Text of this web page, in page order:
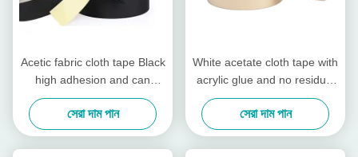
Acetic fabric cloth tape Black
high adhesion and can
temperatures up to 130℃
সেরা দাম পান
White acetate cloth tape with
acrylic glue and no residual
glue, High-temperature
insulating tape
সেরা দাম পান